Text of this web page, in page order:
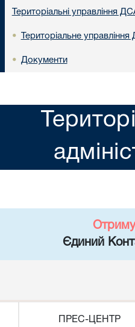
Територіальні управління
• Територіальне управління
• Документи
Єдиний
ПРЕС-ЦЕНТР